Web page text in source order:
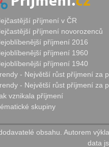
příjmení v ČR
příjmení novorozenců
příjmení 2016
příjmení 1960
příjmení 1940
- Největší růst příjmení za
- Největší růst příjmení za
vznikala příjmení
skupiny
obsahu. Autorem
data